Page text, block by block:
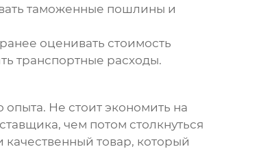
таможенные пошлины и
оценивать стоимость
транспортные расходы.
опыта. Не стоит экономить на
чем потом столкнуться
качественный товар, который